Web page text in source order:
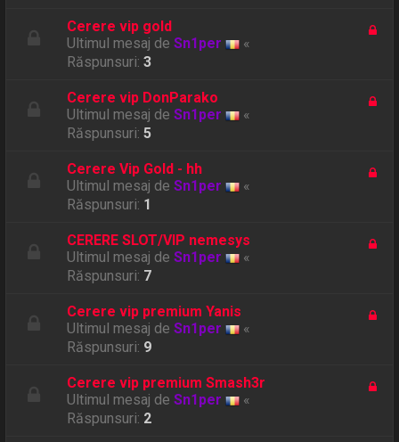
Cerere vip gold
Ultimul mesaj deSn1per
«
Răspunsuri:3
Cerere vip DonParako
Ultimul mesaj deSn1per
«
Răspunsuri:5
Cerere Vip Gold - hh
Ultimul mesaj deSn1per
«
Răspunsuri: 1
CERERE SLOT/VIP nemesys
Ultimul mesaj deSn1per
«
Răspunsuri: 7
Cerere vip premium Yanis
Ultimul mesaj deSn1per
«
Răspunsuri: 9
Cerere vip premium Smash3r
Ultimul mesaj deSn1per
«
Răspunsuri: 2